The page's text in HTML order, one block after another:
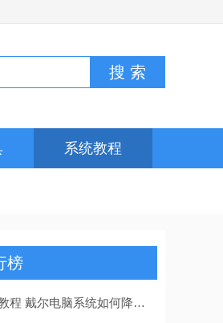
系统教程
榜
统如何降级到win7？这里有详细教程及准备要点